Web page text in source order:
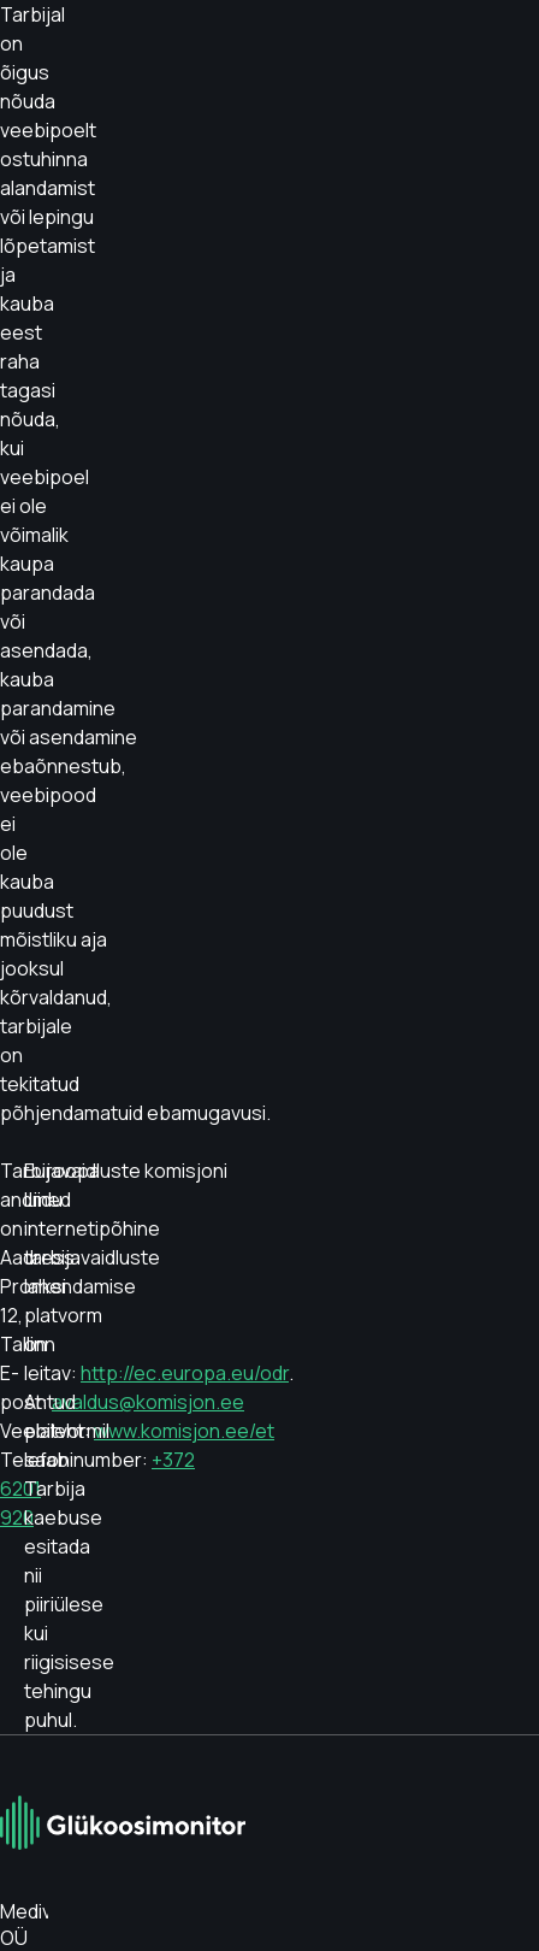
Tarbijal
on
õigus
nõuda
veebipoelt
ostuhinna
alandamist
või lepingu
lõpetamist
ja
kauba
eest
raha
tagasi
nõuda,
kui
veebipoel
ei ole
võimalik
kaupa
parandada
või
asendada,
kauba
parandamine
või asendamine
ebaõnnestub,
veebipood
ei
ole
kauba
puudust
mõistliku aja
jooksul
kõrvaldanud,
tarbijale
on
tekitatud
põhjendamatuid ebamugavusi.
Tarbijavaidluste komisjoni
andmed
on:
Aadress:
Pronksi
12,
Tallinn
E-
post:avaldus@komisjon.ee
Veebileht:www.komisjon.ee/et
Telefoninumber: +372
6201
920
Euroopa
Liidu
internetipõhine
tarbijavaidluste
lahendamise
platvorm
on
leitav: http://ec.europa.eu/odr.
Antud
platvormil
saab
Tarbija
kaebuse
esitada
nii
piiriülese
kui
riigisisese
tehingu
puhul.
Medivar
OÜ